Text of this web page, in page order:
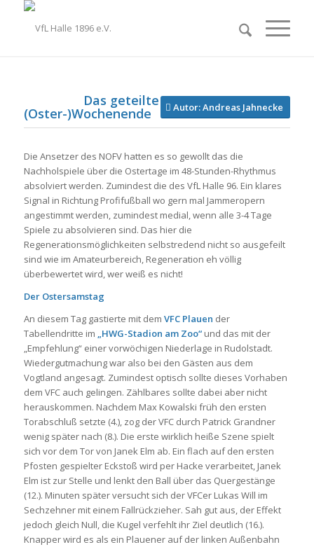
Autor: Andreas Jahnecke
Das geteilte
(Oster-)Wochenende
Die Ansetzer des NOFV hatten es so gewollt das die
Nachholspiele über die Ostertage im 48-Stunden-Rhythmus
absolviert werden. Zumindest die des VfL Halle 96. Ein klares
Signal in Richtung Profifußball wo gern mal Jammeropern
angestimmt werden, zumindest medial, wenn alle 3-4 Tage
Spiele zu absolvieren sind. Das hier die
Regenerationsmöglichkeiten selbstredend nicht so ausgefeilt
sind wie im Amateurbereich, Regeneration eh völlig
überbewertet wird, wer weiß es nicht!
Der Ostersamstag
An diesem Tag gastierte mit dem VFC Plauen der
Tabellendritte im „HWG-Stadion am Zoo“und das mit der
„Empfehlung“ einer vorwöchigen Niederlage in Rudolstadt.
Wiedergutmachung war also bei den Gästen aus dem
Vogtland angesagt. Zumindest optisch sollte dieses Vorhaben
dem VFC auch gelingen. Zählbares sollte dabei aber nicht
herauskommen. Nachdem Max Kowalski früh den ersten
Torabschluß setzte (4.), zog der VFC durch Patrick Grandner
wenig später nach (8.). Die erste wirklich heiße Szene spielt
sich vor dem Tor von Janek Elm ab. Ein flach auf den ersten
Pfosten gespielter Eckstoß wird per Hacke verarbeitet, Janek
Elm ist zur Stelle und lenkt den Ball über das Quergestänge
(12.). Minuten später versucht sich der VFCer Lukas Will im
Sechzehner mit einem Fallrückzieher. Sah gut aus, der Effekt
jedoch gleich Null, die Kugel verfehlt ihr Ziel deutlich (16.).
Knapper wird es als ein Plauener auf der linken Außenbahn